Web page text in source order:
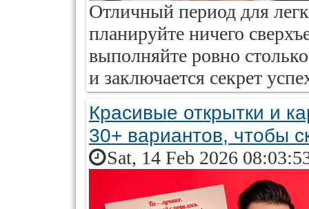
Отличный период для
планируйте ничего
выполняйте ровно
и заключается секрет
Красивые открытки и
30+ вариантов, чтобы
Sat, 14 Feb 2026